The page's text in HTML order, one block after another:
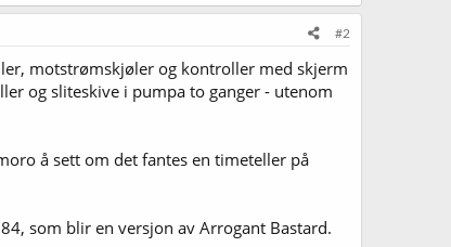
#2
motstrømskjøler og kontroller med skjerm
og sliteskive i pumpa to ganger - utenom
å sett om det fantes en timeteller på
som blir en versjon av Arrogant Bastard.